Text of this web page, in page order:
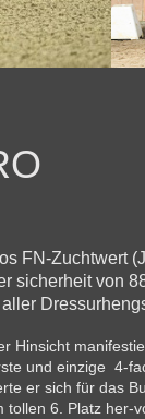
FN-Zuchtwert
sicherheit von
Hinsicht
und einzige 4-
er sich für das
tollen 6. Platz her-